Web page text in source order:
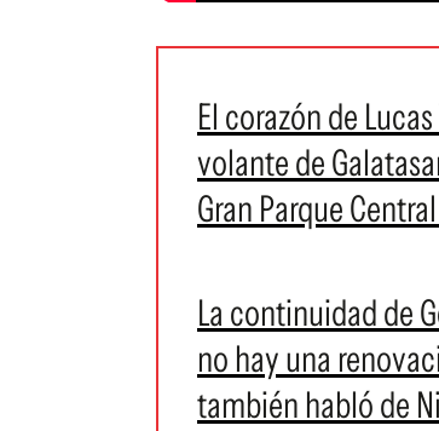
El corazón de
volante de
Gran Parque
La continuidad de
no hay una
también habló de